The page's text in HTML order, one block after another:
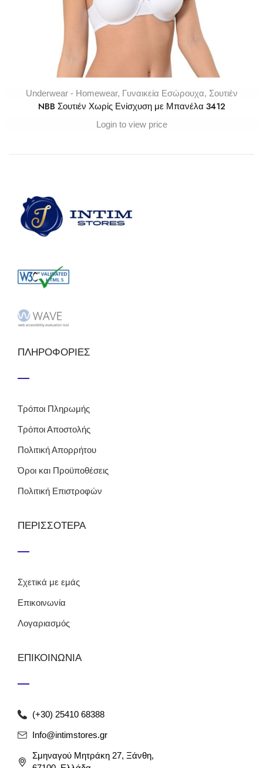
Underwear - Homewear, Γυναικεία Εσώρουχα, Σουτιέν
NBB Σουτιέν Χωρίς Ενίσχυση με Μπανέλα 3412
Login to view price
ΠΛΗΡΟΦΟΡΙΕΣ
Τρόποι Πληρωμής
Τρόποι Αποστολής
Πολιτική Απορρήτου
Όροι και Προϋποθέσεις
Πολιτική Επιστροφών
ΠΕΡΙΣΣΟΤΕΡΑ
Σχετικά με εμάς
Επικοινωνία
Λογαριασμός
ΕΠΙΚΟΙΝΩΝΙΑ
(+30) 25410 68388
Info@intimstores.gr
Σμηναγού Μητράκη 27, Ξάνθη,